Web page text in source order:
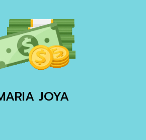
JOYA